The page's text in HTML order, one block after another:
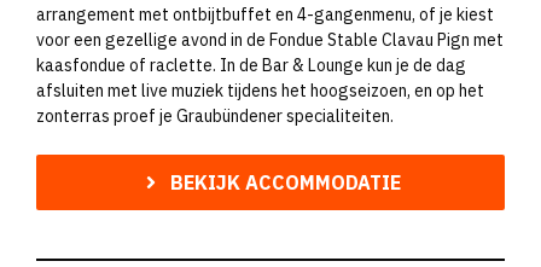
arrangement met ontbijtbuffet en 4-gangenmenu, of je kiest
voor een gezellige avond in de Fondue Stable Clavau Pign met
kaasfondue of raclette. In de Bar & Lounge kun je de dag
afsluiten met live muziek tijdens het hoogseizoen, en op het
zonterras proef je Graubündener specialiteiten.
BEKIJK ACCOMMODATIE